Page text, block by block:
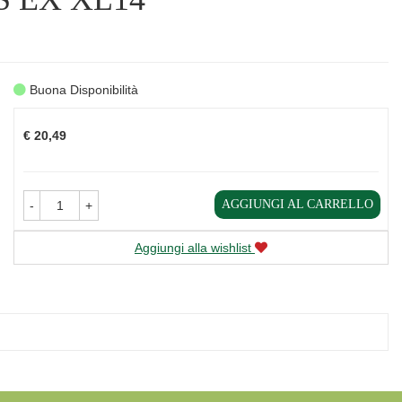
Buona Disponibilità
€ 20,49
- + AGGIUNGI AL CARRELLO
Aggiungi alla wishlist